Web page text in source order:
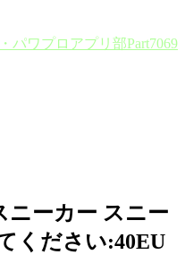
・パワプロアプリ部Part7069
ニーカー スニー
ください:40EU